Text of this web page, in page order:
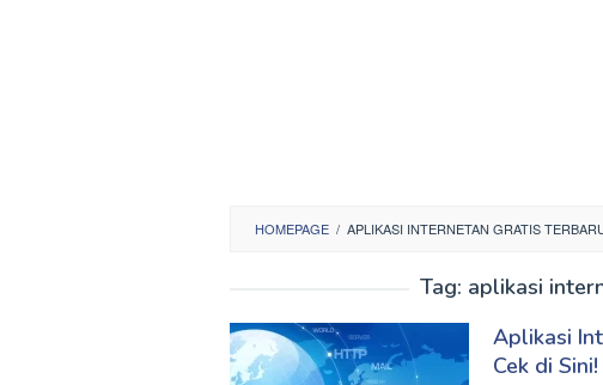
HOMEPAGE / APLIKASI INTERNETAN GRATIS
Tag: aplikasi
Aplikasi
Cek di Sini!